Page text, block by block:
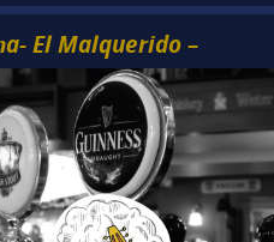
El Malquerido –